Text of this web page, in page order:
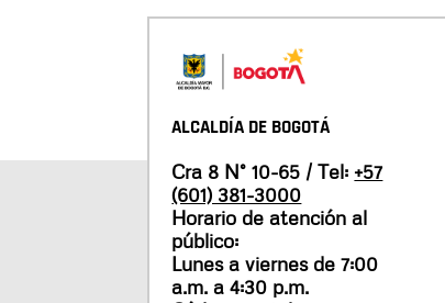
ALCALDÍA DE BOGOTÁ
Cra 8 N° 10-65 / Tel: +57
(601) 381-3000
Horario de atención al
público:
Lunes a viernes de 7:00
a.m. a 4:30 p.m.